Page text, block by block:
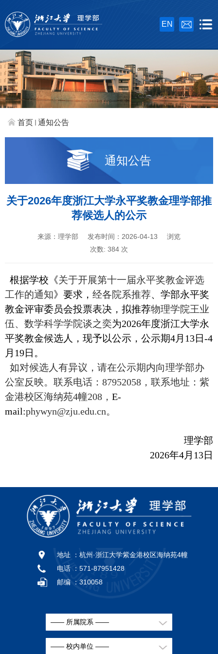
EN
首页 通知公告
通知公告
关于2026年度浙江大学永平奖教金理学部推
荐候选人的公示
来源：理学部 发布时间：2026-04-13
浏览
次数: 384 次
根据学校《关于开展第十一届永平奖教金评选
工作的通知》要求， 经各院系推荐、学部永平奖
教金评审委员会投票表决，拟推荐物理学院王业
伍、 数学科学学院谈之奕为2026年度浙江大学永
平奖教金候选人， 现予以公示，公示期4月 13日-4
月 19日 。
如对候选人有异议，请在公示期内向理学部办
公室反映。 联系电话：87952058，联系地址：紫
金港校区海纳苑4幢208， E-
mail:phywyn@zju.edu.cn。
理学部
2026年4月 13日
地址 ： 杭州·浙江大学紫金港校区海纳苑4幢
电话 ： 571-87951428
邮编 ： 310058
—— 所属院系 ——
—— 校内单位 ——